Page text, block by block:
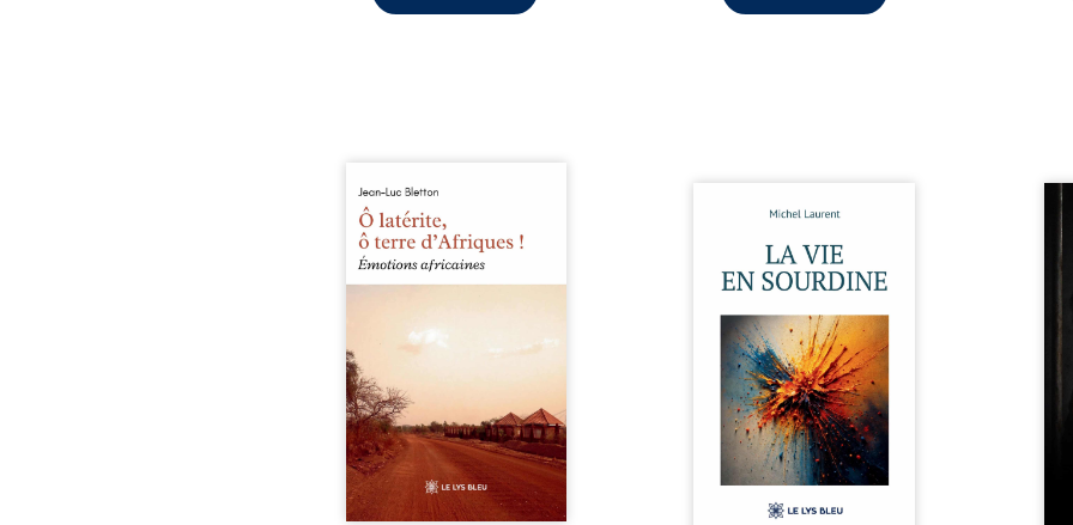
Ô latérite, ô terre d’Afriques !
est un hommage poétique et
authentique aux paysages, aux
rencontres et aux émotions
brutes d’un continent en
reconstruction, entre
souvenirs intimes – la pluie à
Namoungou, le baobab de
Zagtouli – aux portraits
marquants – Thomas Sankara,
Hamadoun Dicko, le Vieux
Biokou – l’auteur partage des
instantanés ...
Nina et Pierre se sont
presque par hasard, et se sont
aimés simplement, persuadés
que la présence de l’autre
suffirait. Ils mènent une
existence modeste, rythmée
par le travail, la fatigue et les
silences. La mort de la mère de
Nina, chez qui ils vivent,
fragilise un équilibre déjà
précaire. Puis vient la
naissance de leur enfant, et le
basculement. ...
la
ont
la